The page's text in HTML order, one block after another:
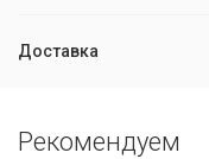
Доставка
Рекомендуем